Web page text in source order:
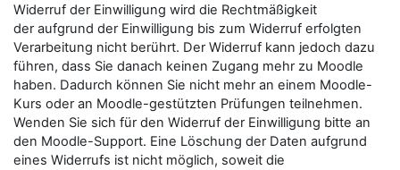
Widerruf der Einwilligung wird die Rechtmäßigkeit
der aufgrund der Einwilligung bis zum Widerruf erfolgten
Verarbeitung nicht berührt. Der Widerruf kann jedoch dazu
führen, dass Sie danach keinen Zugang mehr zu Moodle
haben. Dadurch können Sie nicht mehr an einem Moodle-
Kurs oder an Moodle-gestützten Prüfungen teilnehmen.
Wenden Sie sich für den Widerruf der Einwilligung bitte an
den Moodle-Support. Eine Löschung der Daten aufgrund
eines Widerrufs ist nicht möglich, soweit die